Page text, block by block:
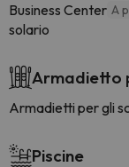
Business Center A
solario
Armadietto
Armadietti per gli
Piscine